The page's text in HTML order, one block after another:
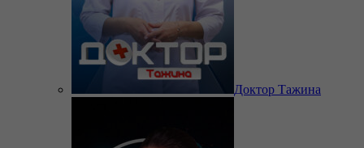
Доктор Тажина